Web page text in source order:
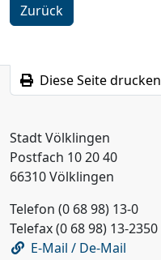
Zurück
Diese Seite drucken
Stadt Völklingen
Postfach 10 20 40
66310 Völklingen
Telefon (0 68 98) 13-0
Telefax (0 68 98) 13-2350
E-Mail / De-Mail